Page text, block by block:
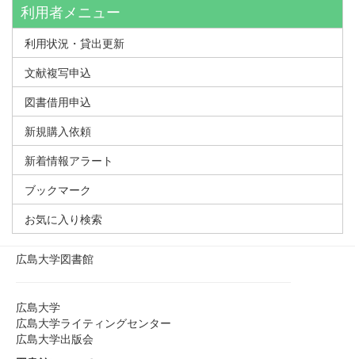
利用者メニュー
利用状況・貸出更新
文献複写申込
図書借用申込
新規購入依頼
新着情報アラート
ブックマーク
お気に入り検索
広島大学図書館
広島大学
広島大学ライティングセンター
広島大学出版会